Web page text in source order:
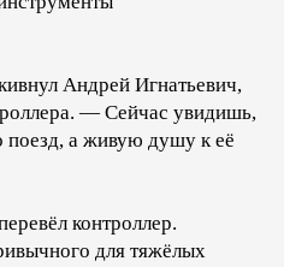
Андрей Игнатьевич,
— Сейчас увидишь,
поезд, а живую душу к её
контроллер.
для тяжёлых